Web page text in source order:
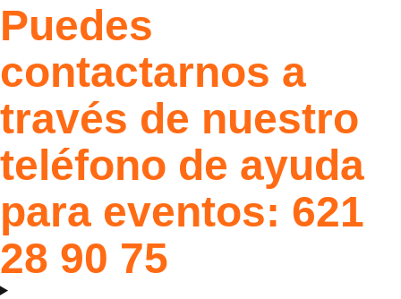
Puedes
contactarnos a
través de nuestro
teléfono de ayuda
para eventos: 621
28 90 75